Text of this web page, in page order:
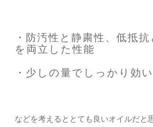
・防汚性と静粛性、低抵
を両立した性能
・少しの量でしっかり効
などを考えるととても良いオイルだと